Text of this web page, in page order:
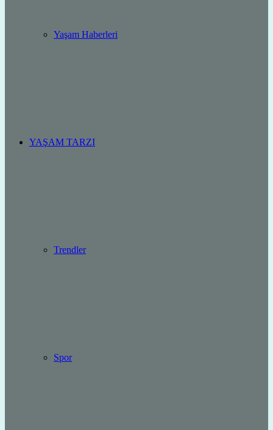
Yaşam Haberleri
YAŞAM TARZI
Trendler
Spor